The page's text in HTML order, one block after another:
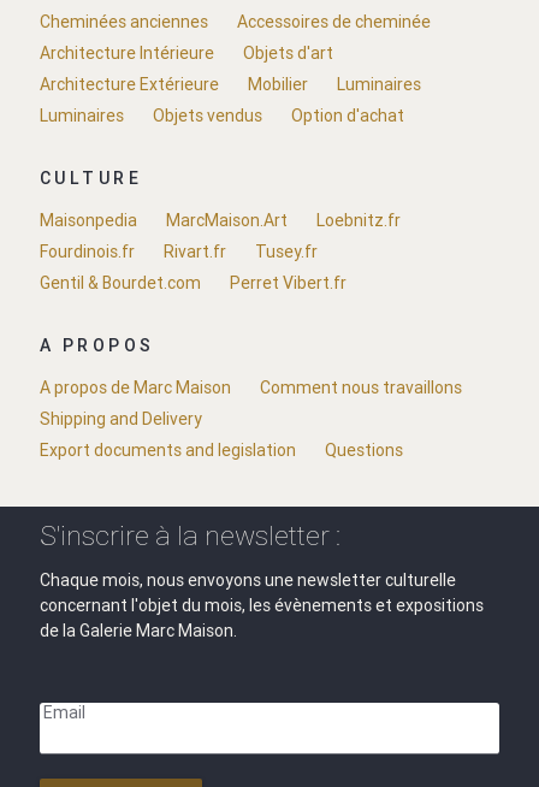
Cheminées anciennes
Accessoires de cheminée
Architecture Intérieure
Objets d'art
Architecture Extérieure
Mobilier
Luminaires
Luminaires
Objets vendus Option d'achat
CULTURE
Maisonpedia
MarcMaison.Art
Loebnitz.fr
Fourdinois.fr
Rivart.fr
Tusey.fr
Gentil & Bourdet.com
Perret Vibert.fr
A PROPOS
A propos de Marc Maison
Comment nous travaillons
Shipping and Delivery
Export documents and legislation
Questions
S'inscrire à la newsletter :
Chaque mois, nous envoyons une newsletter culturelle
concernant l'objet du mois, les évènements et expositions
de la Galerie Marc Maison.
Email